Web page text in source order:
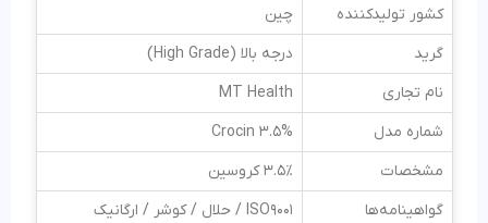
کشور تولیدکننده
چین
گرید
درجه بالا (High Grade)
نام تجاری
MT Health
شماره مدل
3.5% Crocin
مشخصات
3.5٪ کروسین
گواهینامه‌ها
ISO9001 / حلال / کوشر / ارگانیک